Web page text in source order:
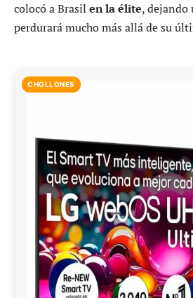
colocó a Brasil en la élite, dejando
perdurará mucho más allá de su
CHOLLONES